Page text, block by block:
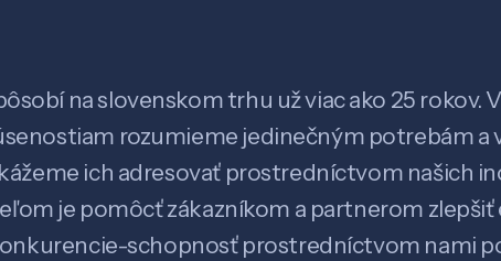
na slovenskom trhu už viac ako 25 rokov.
rozumieme jedinečným potrebám a
ich adresovať prostredníctvom našich
je pomôcť zákazníkom a partnerom
schopnosť prostredníctvom nami